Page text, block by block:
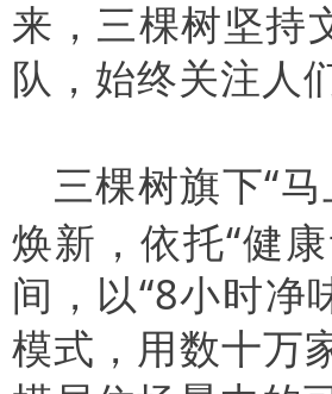
来，三棵树坚持
队，始终关注人
三棵树旗下“
焕新，依托“健康
间，以“8小时净
模式，用数十万